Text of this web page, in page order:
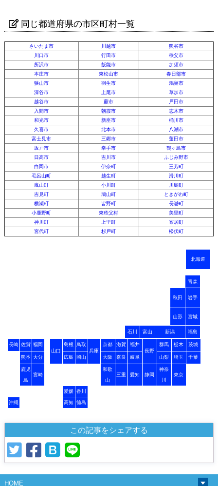
同じ都道府県の市区町村一覧
さいたま市 川越市
熊谷市
川口市
行田市
秩父市
所沢市
飯能市
加須市
本庄市
東松山市
春日部市
狭山市
羽生市
鴻巣市
深谷市
上尾市
草加市
越谷市
蕨市
戸田市
入間市
朝霞市
志木市
和光市
新座市
桶川市
久喜市
北本市
八潮市
富士見市
三郷市
蓮田市
坂戸市
幸手市
鶴ヶ島市
日高市
吉川市
ふじみ野市
白岡市
伊奈町
三芳町
毛呂山町
越生町
滑川町
嵐山町
小川町
川島町
吉見町
鳩山町
ときがわ町
横瀬町
皆野町
長瀞町
小鹿野町
東秩父村
美里町
神川町
上里町
寄居町
宮代町
杉戸町 松伏町
北海道
青森
秋田 岩手
山形 宮城
石川 富山 新潟 福島
長崎 佐賀 福岡
山口
島根
鳥取
兵庫
京都 滋賀
福井
長野
群馬 栃木 茨城
熊本 大分 広島 岡山 大阪 奈良 岐阜 山梨 埼玉 千葉
鹿児
島
宮崎
和歌
山
三重 愛知 静岡
神奈
川
東京
愛媛 香川
沖縄 高知 徳島
この記事をシェアする
HOME